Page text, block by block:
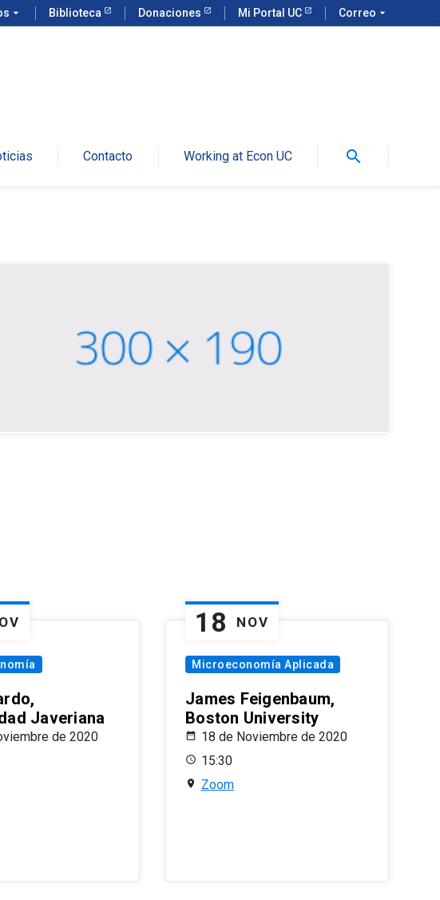
arrow_drop_down Biblioteca Donaciones Mi Portal UC Correo arrow_drop_down
Contacto Working at Econ UC search
Javeriana
de 2020
18 NOV
Microeconomía Aplicada
James Feigenbaum,
Boston University
18 de Noviembre de 2020
15:30
Zoom